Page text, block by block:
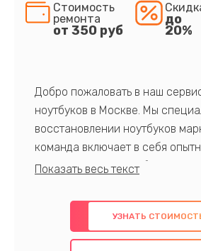
Стоимость
ремонта
от 350 руб
до
20%
Добро пожаловать в наш
ноутбуков в Москве. Мы
восстановлении ноутбуков
команда включает в себя
профессионалов с обширными
предлагаем быстрый и
использованием оригинальных
также гарантируем качество
УЗНАТЬ